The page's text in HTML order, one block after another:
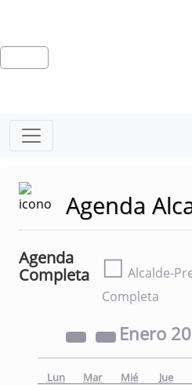
Agenda
Agenda
Completa
☐ Alcalde-
Completa
Enero
Lun Mar Mié Jue